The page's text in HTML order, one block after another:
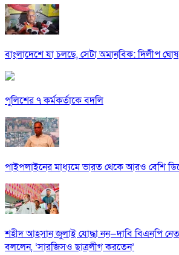
বাংলাদেশে যা চলছে, সেটা অমানবিক: দিলীপ ঘোষ
পুলিশের ৭ কর্মকর্তাকে বদলি
পাইপলাইনের মাধ্যমে ভারত থেকে আরও বেশি
শহীদ আহসান জুলাই যোদ্ধা নন—দাবি বিএনপি
বললেন, ‘সারজিসও ছাত্রলীগ করতেন’